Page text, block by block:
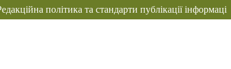
політика та стандарти публікації інформаці